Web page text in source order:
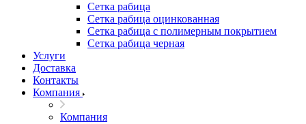
Сетка рабица
Сетка рабица оцинкованная
Сетка рабица с полимерным покрытием
Сетка рабица черная
Услуги
Доставка
Контакты
Компания
Компания